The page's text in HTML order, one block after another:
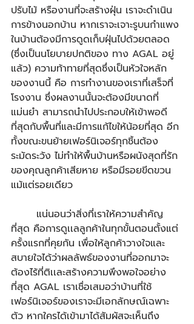
ปรับไม้ หรืองานที่จะสร้างฝุ่น เราจะดำเนิน
การข้างนอกบ้าน หากเราจะเจาะรูบนกำแพง
ในบ้านต้องมีการดูดเก็บฝุ่นไปด้วยตลอด
(ซึ่งเป็นนโยบายปกติของ ทาง AGAL อยู่
แล้ว) ความท้าทายที่สุดซึ่งเป็นหัวใจหลัก
ของงานนี้ คือ การทำงานของเราที่เสร็จที่
โรงงาน ซึ่งผลงานนั้นจะต้องมีขนาดที่
แม่นยำ สามารถนำไปประกอบให้เข้าพอดี
ที่สุดกับพื้นที่และมีการแก้ไขให้น้อยที่สุด อีก
ทั้งขณะขนย้ายเฟอร์นิเจอร์ทุกชิ้นต้อง
ระมัดระวัง ไม่ทำให้พื้นบ้านหรือผนังสุดที่รัก
ของคุณลูกค้าเสียหาย หรือมีรอยขีดขวน
แม้แต่รอยเดียว ​
ที่สุด คือการดูเเลลูกค้าในทุกขั้นตอนตั้งแต่
ครั้งแรกที่คุยกัน เพื่อให้ลูกค้าวางใจและ
สบายใจได้ว่าผลลัพธ์ของงานที่ออกมาจะ
ต้องไร้ที่ติเเละสร้างความพึงพอใจอย่าง
ที่สุด AGAL เราเชื่อเสมอว่าบ้านที่ใช้
เฟอร์นิเจอร์ของเราจะมีเอกลักษณ์เฉพาะ
ตัว หากใครได้เข้ามาได้สัมผัสจะเห็นถึง